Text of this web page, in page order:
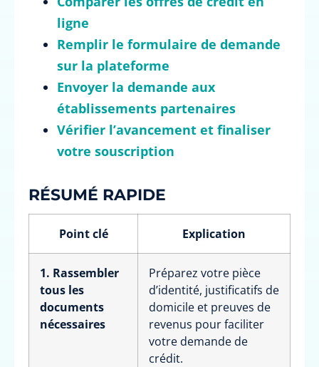
ligne
Remplir le formulaire de demande
sur la plateforme
Envoyer la demande aux
établissements partenaires
Vérifier l’avancement et finaliser
votre souscription
RÉSUMÉ RAPIDE
Point clé Explication
1. Rassembler
tous les
documents
nécessaires
Préparez votre pièce
d’identité, justificatifs de
domicile et preuves de
revenus pour faciliter
votre demande de
crédit.